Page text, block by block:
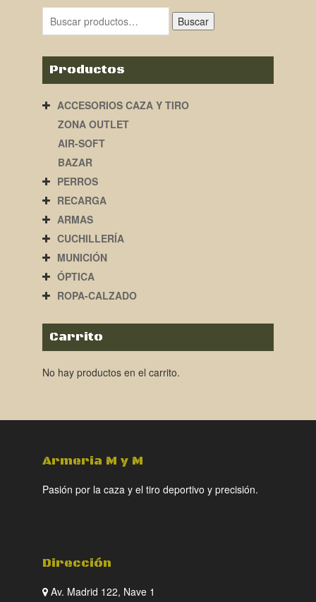
Buscar
Productos
ACCESORIOS CAZA Y TIRO
ZONA OUTLET
AIR-SOFT
BAZAR
PERROS
RECARGA
ARMAS
CUCHILLERÍA
MUNICIÓN
ÓPTICA
ROPA-CALZADO
Carrito
No hay productos en el carrito.
Armeria M y M
Pasión por la caza y el tiro deportivo y precisión.
Dirección
Av. Madrid 122, Nave 1